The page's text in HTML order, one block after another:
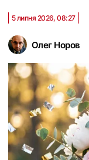
Олег Норов
5 липня 2026, 08:27